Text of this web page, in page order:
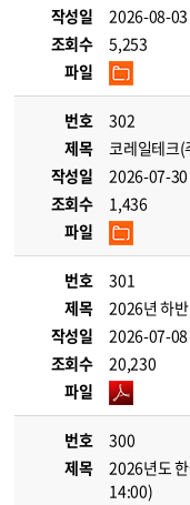
작성일
2026-08-03
조회수
5,253
파일
번호
302
제목
코레일테크
작성일
2026-07-30
조회수
1,436
파일
번호
301
제목
2026년 하
작성일
2026-07-08
조회수
20,230
파일
번호
300
제목
2026년도
14:00)